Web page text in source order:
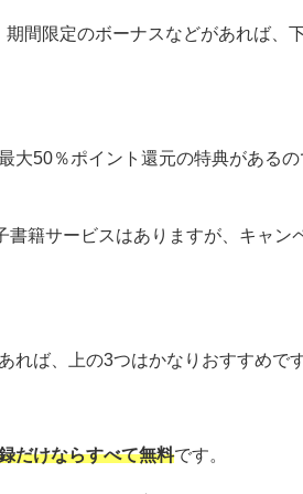
間限定のボーナスなどがあれば、
大50％ポイント還元の特典がある
書籍サービスはありますが、キャン
れば、上の3つはかなりおすすめで
だけならすべて無料です。